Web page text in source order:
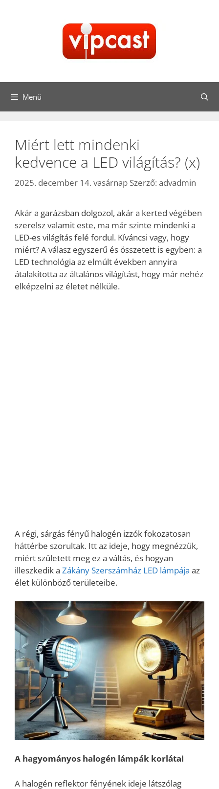
Menü
Miért lett mindenki
kedvence a LED világítás? (x)
2025. december 14. vasárnap Szerző: advadmin
Akár a garázsban dolgozol, akár a kerted végében
szerelsz valamit este, ma már szinte mindenki a
LED-es világítás felé fordul. Kíváncsi vagy, hogy
miért? A válasz egyszerű és összetett is egyben: a
LED technológia az elmúlt években annyira
átalakította az általános világítást, hogy már nehéz
elképzelni az életet nélküle.
A régi, sárgás fényű halogén izzók fokozatosan
háttérbe szorultak. Itt az ideje, hogy megnézzük,
miért született meg ez a váltás, és hogyan
illeszkedik a Zákány Szerszámház LED lámpája az
élet különböző területeibe.
A hagyományos halogén lámpák korlátai
A halogén reflektor fényének ideje látszólag